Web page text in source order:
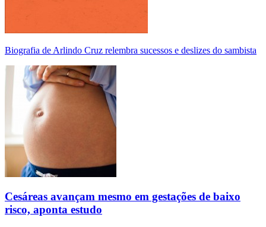
Biografia de Arlindo Cruz relembra sucessos e deslizes do sambista
Cesáreas avançam mesmo em gestações de baixo
risco, aponta estudo